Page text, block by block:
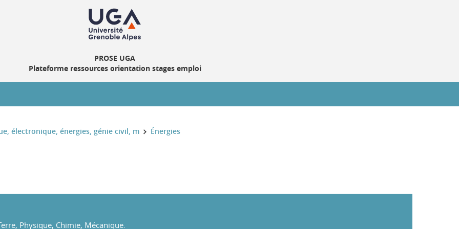
PROSE UGA
Plateforme ressources orientation stages emploi
électronique, énergies, génie civil, m Énergies
Physique, Chimie, Mécanique.